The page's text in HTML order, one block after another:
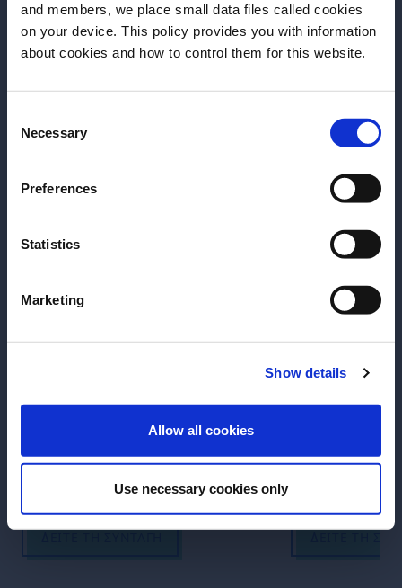
and members, we place small data files called cookies
on your device. This policy provides you with information
about cookies and how to control them for this website.
Selection
Necessary
Preferences
Statistics
Marketing
Show details
Allow all cookies
Use necessary cookies only
Πριν ξεκινήσουμε, χρειάζεται να
γνωρίσουμε την ημερομηνία γέννησής
σας;
Παρακαλούμε επιλέξτε μία χώρα:
Περισσότερες Συνταγές
Campari